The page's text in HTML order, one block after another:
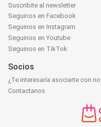
Suscribite al newsletter
Seguinos en Facebook
Seguinos en Instagram
Seguinos en Youtube
Seguinos en TikTok
Socios
¿Te interesaría asociarte con
Contactanos